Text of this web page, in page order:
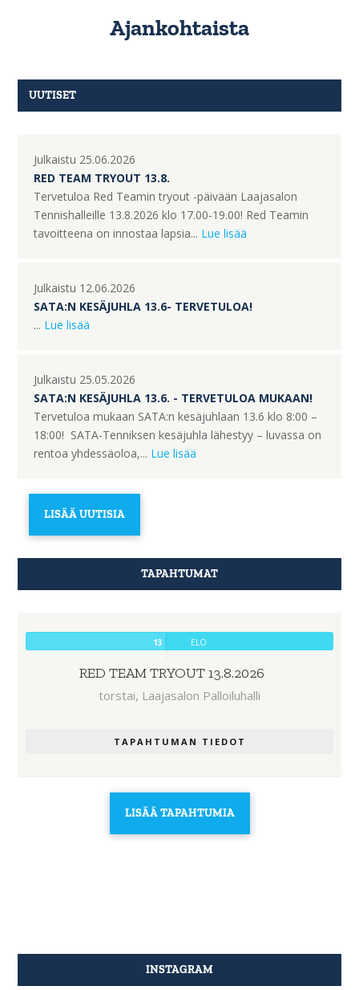
Ajankohtaista
UUTISET
Julkaistu 25.06.2026
RED TEAM TRYOUT 13.8.
Tervetuloa Red Teamin tryout -päivään Laajasalon
Tennishalleille 13.8.2026 klo 17.00-19.00! Red Teamin
tavoitteena on innostaa lapsia... Lue lisää
Julkaistu 12.06.2026
SATA:N KESÄJUHLA 13.6- TERVETULOA!
... Lue lisää
Julkaistu 25.05.2026
SATA:N KESÄJUHLA 13.6. - TERVETULOA MUKAAN!
Tervetuloa mukaan SATA:n kesäjuhlaan 13.6 klo 8:00 –
18:00! SATA-Tenniksen kesäjuhla lähestyy – luvassa on
rentoa yhdessäoloa,... Lue lisää
LISÄÄ UUTISIA
TAPAHTUMAT
13 ELO
RED TEAM TRYOUT 13.8.2026
torstai, Laajasalon Palloiluhalli
TAPAHTUMAN TIEDOT
LISÄÄ TAPAHTUMIA
INSTAGRAM